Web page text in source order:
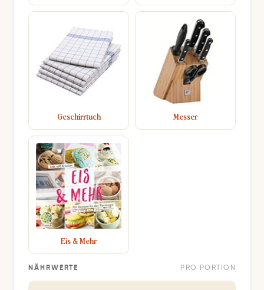
Geschirrtuch Messer
Eis & Mehr
NÄHRWERTE PRO PORTION